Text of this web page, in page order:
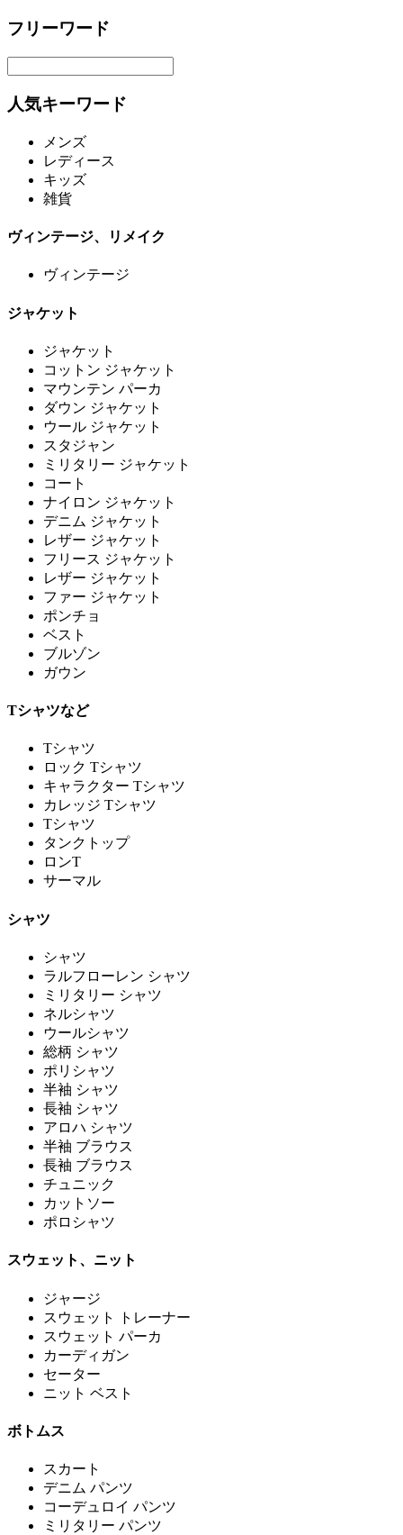
フリーワード
人気キーワード
メンズ
レディース
キッズ
雑貨
ヴィンテージ、リメイク
ヴィンテージ
ジャケット
ジャケット
コットン ジャケット
マウンテン パーカ
ダウン ジャケット
ウール ジャケット
スタジャン
ミリタリー ジャケット
コート
ナイロン ジャケット
デニム ジャケット
レザー ジャケット
フリース ジャケット
レザー ジャケット
ファー ジャケット
ポンチョ
ベスト
ブルゾン
ガウン
Tシャツなど
Tシャツ
ロック Tシャツ
キャラクター Tシャツ
カレッジ Tシャツ
Tシャツ
タンクトップ
ロンT
サーマル
シャツ
シャツ
ラルフローレン シャツ
ミリタリー シャツ
ネルシャツ
ウールシャツ
総柄 シャツ
ポリシャツ
半袖 シャツ
長袖 シャツ
アロハ シャツ
半袖 ブラウス
長袖 ブラウス
チュニック
カットソー
ポロシャツ
スウェット、ニット
ジャージ
スウェット トレーナー
スウェット パーカ
カーディガン
セーター
ニット ベスト
ボトムス
スカート
デニム パンツ
コーデュロイ パンツ
ミリタリー パンツ